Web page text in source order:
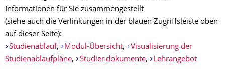
Informationen für Sie zusammengestellt
(siehe auch die Verlinkungen in der blauen Zugriffsleiste oben
auf dieser Seite):
Studienablauf, Modul-Übersicht,
Visualisierung der
Studienablaufpläne, Studiendokumente, Lehrangebot